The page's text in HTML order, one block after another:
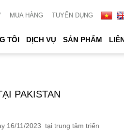
MUA HÀNG TUYỂN DỤNG
TÔI DỊCH VỤ SẢN PHẨM
PAKISTAN
16/11/2023 tại trung tâm triển